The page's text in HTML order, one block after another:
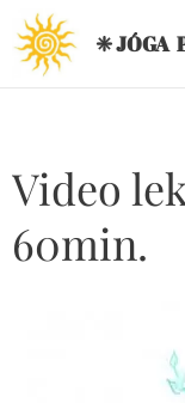
❈ JÓGA
Video
60min.